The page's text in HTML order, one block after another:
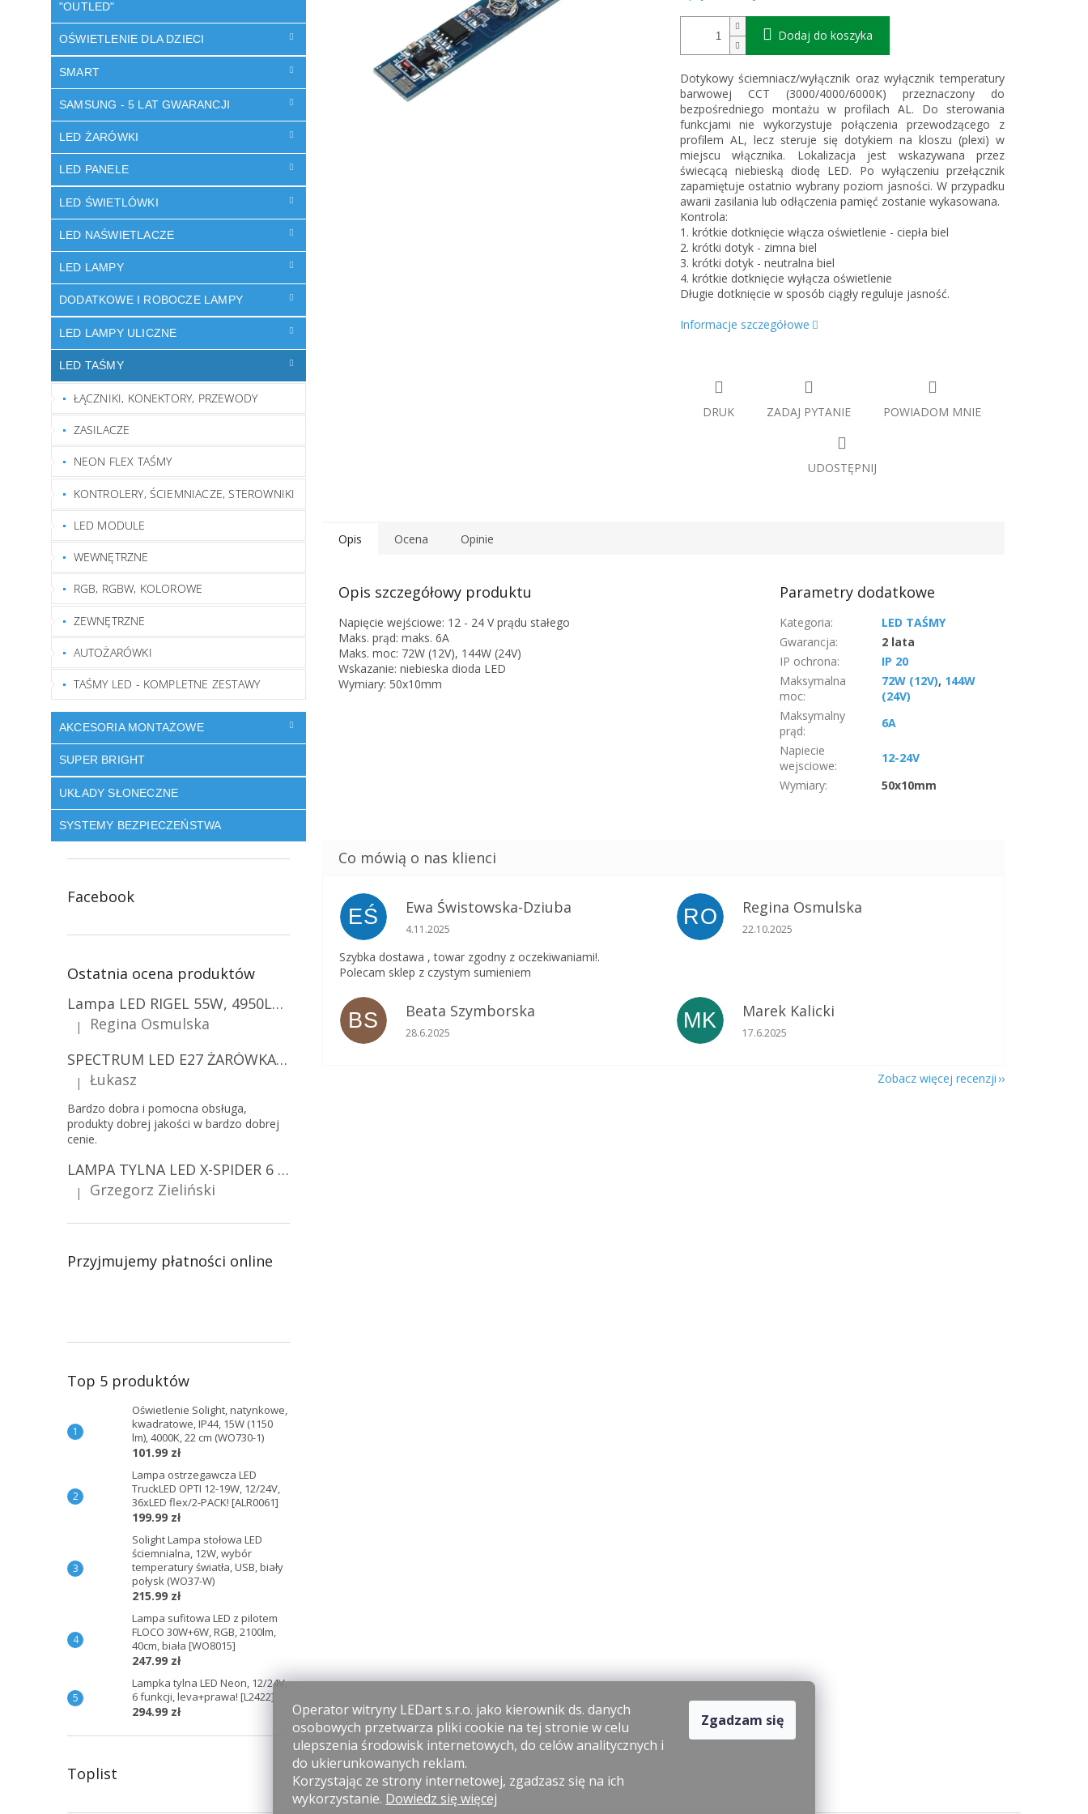
Operator witryny LEDart s.r.o. jako kierownik ds. danych
osobowych przetwarza pliki cookie na tej stronie w celu
ulepszenia środowisk internetowych, do celów analitycznych i
do ukierunkowanych reklam.
Korzystając ze strony internetowej, zgadzasz się na ich
wykorzystanie. Dowiedz się więcej
Zgadzam się
"OUTLED"
OŚWIETLENIE DLA DZIECI
SMART
SAMSUNG - 5 LAT GWARANCJI
LED ŻARÓWKI
LED PANELE
LED ŚWIETLÓWKI
LED NAŚWIETLACZE
LED LAMPY
DODATKOWE I ROBOCZE LAMPY
LED LAMPY ULICZNE
LED TAŚMY
ŁĄCZNIKI, KONEKTORY, PRZEWODY
ZASILACZE
NEON FLEX TAŚMY
KONTROLERY, ŚCIEMNIACZE, STEROWNIKI
LED MODULE
WEWNĘTRZNE
RGB, RGBW, KOLOROWE
ZEWNĘTRZNE
AUTOŻARÓWKI
TAŚMY LED - KOMPLETNE ZESTAWY
AKCESORIA MONTAŻOWE
SUPER BRIGHT
UKŁADY SŁONECZNE
SYSTEMY BEZPIECZEŃSTWA
Facebook
Ostatnia ocena produktów
Lampa LED RIGEL 55W, 4950LM, E27, 6500K [WL-10]
Ocena produktu to 5 na 5 gwiazdek.
|
Regina Osmulska
SPECTRUM LED E27 ŻARÓWKA LED 9W, A60/10-PACK!
Ocena produktu to 5 na 5 gwiazdek.
| Łukasz
Bardzo dobra i pomocna obsługa,
produkty dobrej jakości w bardzo dobrej
cenie.
LAMPA TYLNA LED X-SPIDER 6 FUNKCJI, R10, R148, R150, IP67, MOCOWANIE NA ŚRUBY [L2425]
Ocena produktu to 5 na 5 gwiazdek.
| Grzegorz Zieliński
Przyjmujemy płatności online
Top 5 produktów
Oświetlenie Solight, natynkowe,
kwadratowe, IP44, 15W (1150
lm), 4000K, 22 cm (WO730-1)
101.99 zł
Lampa ostrzegawcza LED
TruckLED OPTI 12-19W, 12/24V,
36xLED flex/2-PACK! [ALR0061]
199.99 zł
Solight Lampa stołowa LED
ściemnialna, 12W, wybór
temperatury światła, USB, biały
połysk (WO37-W)
215.99 zł
Lampa sufitowa LED z pilotem
FLOCO 30W+6W, RGB, 2100lm,
40cm, biała [WO8015]
247.99 zł
Lampka tylna LED Neon, 12/24V,
6 funkcji, leva+prawa! [L2422]
294.99 zł
Toplist
Dodaj do koszyka
Dotykowy ściemniacz/wyłącznik oraz wyłącznik temperatury
barwowej CCT (3000/4000/6000K) przeznaczony do
bezpośredniego montażu w profilach AL. Do sterowania
funkcjami nie wykorzystuje połączenia przewodzącego z
profilem AL, lecz steruje się dotykiem na kloszu (plexi) w
miejscu włącznika. Lokalizacja jest wskazywana przez
świecącą niebieską diodę LED. Po wyłączeniu przełącznik
zapamiętuje ostatnio wybrany poziom jasności. W przypadku
awarii zasilania lub odłączenia pamięć zostanie wykasowana.
Kontrola:
1. krótkie dotknięcie włącza oświetlenie - ciepła biel
2. krótki dotyk - zimna biel
3. krótki dotyk - neutralna biel
4. krótkie dotknięcie wyłącza oświetlenie
Długie dotknięcie w sposób ciągły reguluje jasność.
Informacje szczegółowe
DRUK ZADAJ PYTANIE POWIADOM MNIE
UDOSTĘPNIJ
Opis Ocena Opinie
Opis szczegółowy produktu
Napięcie wejściowe: 12 - 24 V prądu stałego
Maks. prąd: maks. 6A
Maks. moc: 72W (12V), 144W (24V)
Wskazanie: niebieska dioda LED
Wymiary: 50x10mm
Parametry dodatkowe
Kategoria:
LED TAŚMY
Gwarancja:
2 lata
IP ochrona:
IP 20
Maksymalna
moc:
72W (12V), 144W
(24V)
Maksymalny
prąd:
6A
Napiecie
wejsciowe:
12-24V
Wymiary: 50x10mm
EŚ Ewa Świstowska-Dziuba
Ocena sklepu to 5 na 5 gwiazdek.
4.11.2025
Szybka dostawa , towar zgodny z oczekiwaniami!.
Polecam sklep z czystym sumieniem
RO Regina Osmulska
Ocena sklepu to 5 na 5 gwiazdek.
22.10.2025
BS Beata Szymborska
Ocena sklepu to 5 na 5 gwiazdek.
28.6.2025
MK Marek Kalicki
Ocena sklepu to 5 na 5 gwiazdek.
17.6.2025
Zobacz więcej recenzji